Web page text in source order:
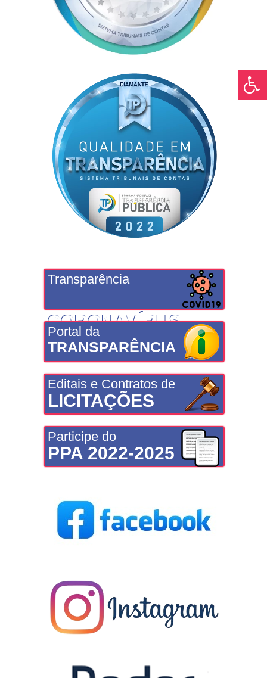
Transparência
CORONAVÍRUS
Portal da
TRANSPARÊNCIA
Editais e Contratos de
LICITAÇÕES
Participe do
PPA 2022-2025